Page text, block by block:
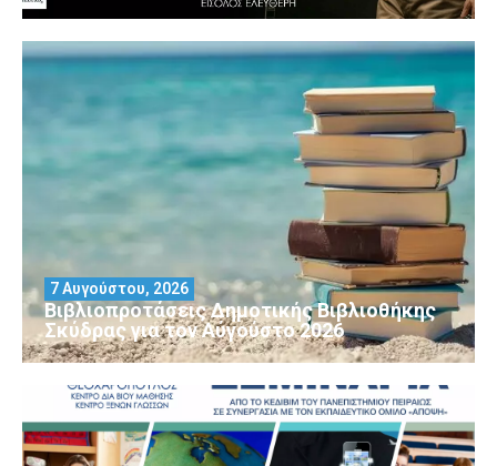
Βιβλιοπροτάσεις Δημοτικής Βιβλιοθήκης
Σκύδρας για τον Αύγούστο 2026
7 Αυγούστου, 2026